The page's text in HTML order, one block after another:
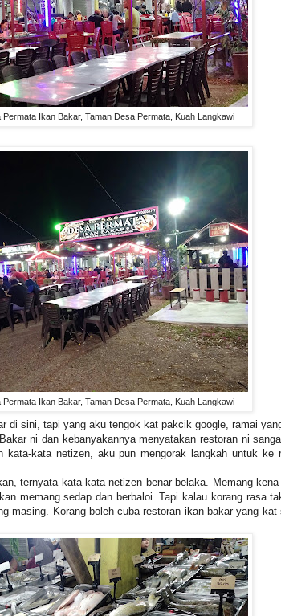
Permata Ikan Bakar, Taman Desa Permata, Kuah Langkawi
Permata Ikan Bakar, Taman Desa Permata, Kuah Langkawi
di sini, tapi yang aku tengok kat pakcik google, ramai
ni dan kebanyakannya menyatakan restoran ni
kata-kata netizen, aku pun mengorak langkah untuk ke
ternyata kata-kata netizen benar belaka. Memang kena
memang sedap dan berbaloi. Tapi kalau korang rasa
masing. Korang boleh cuba restoran ikan bakar yang kat